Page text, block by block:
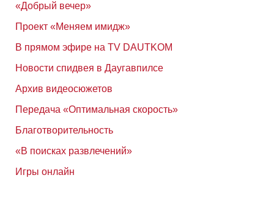
«Добрый вечер»
Проект «Меняем имидж»
В прямом эфире на TV DAUTKOM
Новости спидвея в Даугавпилсе
Архив видеосюжетов
Передача «Оптимальная скорость»
Благотворительность
«В поисках развлечений»
Игры онлайн